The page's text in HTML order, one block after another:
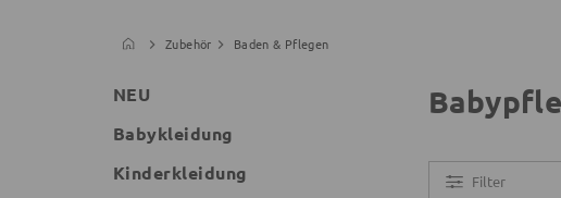
Zubehör Baden & Pflegen
NEU
Babykleidung
Kinderkleidung
Filter